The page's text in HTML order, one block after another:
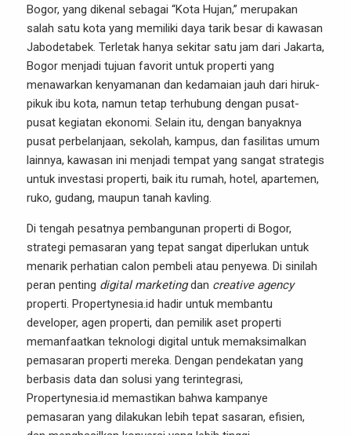
Bogor, yang dikenal sebagai “Kota Hujan,” merupakan
salah satu kota yang memiliki daya tarik besar di kawasan
Jabodetabek. Terletak hanya sekitar satu jam dari Jakarta,
Bogor menjadi tujuan favorit untuk properti yang
menawarkan kenyamanan dan kedamaian jauh dari hiruk-
pikuk ibu kota, namun tetap terhubung dengan pusat-
pusat kegiatan ekonomi. Selain itu, dengan banyaknya
pusat perbelanjaan, sekolah, kampus, dan fasilitas umum
lainnya, kawasan ini menjadi tempat yang sangat strategis
untuk investasi properti, baik itu rumah, hotel, apartemen,
ruko, gudang, maupun tanah kavling.
Di tengah pesatnya pembangunan properti di Bogor,
strategi pemasaran yang tepat sangat diperlukan untuk
menarik perhatian calon pembeli atau penyewa. Di sinilah
peran penting digital marketingdan creative agency
properti. Propertynesia.id hadir untuk membantu
developer, agen properti, dan pemilik aset properti
memanfaatkan teknologi digital untuk memaksimalkan
pemasaran properti mereka. Dengan pendekatan yang
berbasis data dan solusi yang terintegrasi,
Propertynesia.id memastikan bahwa kampanye
pemasaran yang dilakukan lebih tepat sasaran, efisien,